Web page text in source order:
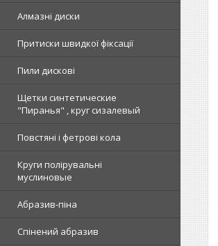
Алмазні диски
Притиски швидкої фіксації
Пили дискові
Щетки синтетические
"Пиранья" , круг сизалевый
Повстяні і фетрові кола
Круги полірувальні
муслиновые
Абразив-піна
Спінений абразив